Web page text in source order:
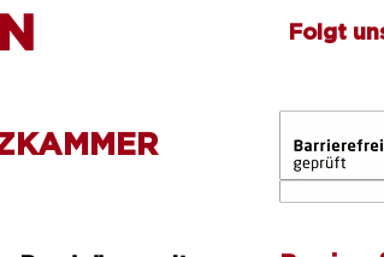
Motorboot quer
Afrika: Carsten
Folgt